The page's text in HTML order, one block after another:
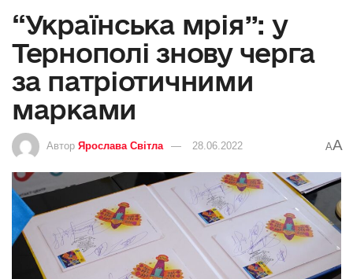
“Українська мрія”: у
Тернополі знову черга
за патріотичними
марками
Автор Ярослава Світла 28.06.2022 AA